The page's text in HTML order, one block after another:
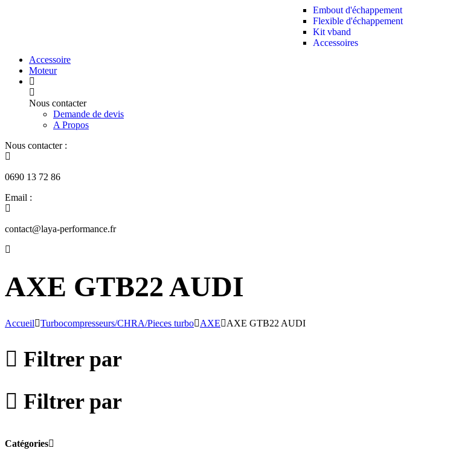
Embout d'échappement
Flexible d'échappement
Kit vband
Accessoires
Accessoire
Moteur
Nous contacter
Demande de devis
A Propos
Nous contacter :
0690 13 72 86
Email :
contact@laya-performance.fr
AXE GTB22 AUDI
Accueil Turbocompresseurs/CHRA/Pieces turbo AXE AXE GTB22 AUDI
Filtrer par
Filtrer par
Catégories